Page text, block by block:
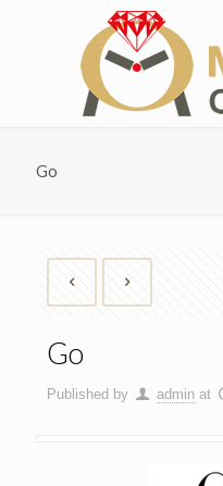
Go
Go
Published by admin at